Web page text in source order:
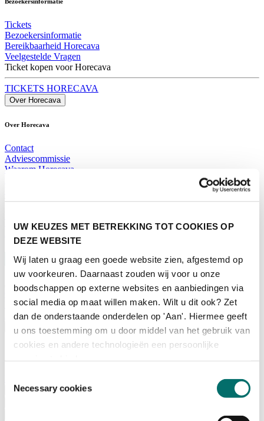
UW KEUZES MET BETREKKING TOT COOKIES OP
DEZE WEBSITE
Wij laten u graag een goede website zien, afgestemd op
uw voorkeuren. Daarnaast zouden wij voor u onze
boodschappen op externe websites en aanbiedingen via
social media op maat willen maken. Wilt u dit ook? Zet
dan de onderstaande onderdelen op 'Aan'. Hiermee geeft
u ons toestemming om u door middel van het gebruik van
cookies en andere technologieën een persoonlijke
Necessary cookies
Tickets
Bezoekersinformatie
Bereikbaarheid Horecava
Veelgestelde Vragen
Ticket kopen voor Horecava
TICKETS HORECAVA
Over Horecava
Over Horecava
Contact
Adviescommissie
Waarom Horecava
Ticket kopen voor Horecava
TICKETS HORECAVA
NIEUWSBRIEF
Contact
Perskamer
Zoeken
Nederlands
English
Nieuws